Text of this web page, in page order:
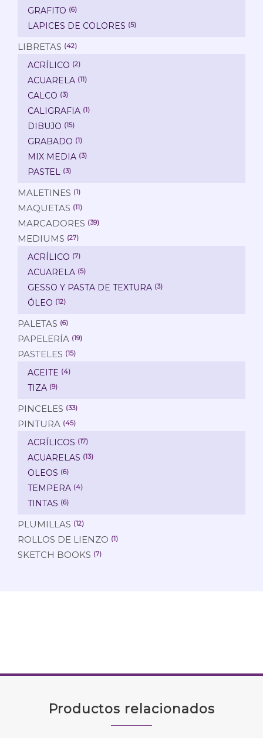
GRAFITO (6)
LAPICES DE COLORES (5)
LIBRETAS (42)
ACRÍLICO (2)
ACUARELA (11)
CALCO (3)
CALIGRAFIA (1)
DIBUJO (15)
GRABADO (1)
MIX MEDIA (3)
PASTEL (3)
MALETINES (1)
MAQUETAS (11)
MARCADORES (39)
MEDIUMS (27)
ACRÍLICO (7)
ACUARELA (5)
GESSO Y PASTA DE TEXTURA (3)
ÓLEO (12)
PALETAS (6)
PAPELERÍA (19)
PASTELES (15)
ACEITE (4)
TIZA (9)
PINCELES (33)
PINTURA (45)
ACRÍLICOS (17)
ACUARELAS (13)
OLEOS (6)
TEMPERA (4)
TINTAS (6)
PLUMILLAS (12)
ROLLOS DE LIENZO (1)
SKETCH BOOKS (7)
Productos relacionados